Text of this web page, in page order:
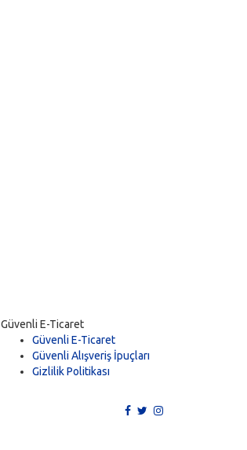
Güvenli E-Ticaret
Güvenli E-Ticaret
Güvenli Alışveriş İpuçları
Gizlilik Politikası